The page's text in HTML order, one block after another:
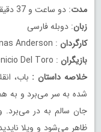
مدت: دو ساعت و 37 دقیقه
زبان: دوبله فارسی
کارگردان : Paul Thomas Anderson
بازیگران : Leonardo DiCaprio, Sean Penn, Benicio Del Toro
خلاصه داستان : باب،
شده به سر می‌برد و به
ظاهر می‌شود و ویلا